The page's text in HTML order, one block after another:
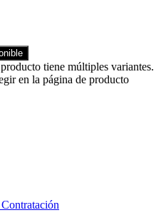
tiene múltiples variantes.
en la página de producto